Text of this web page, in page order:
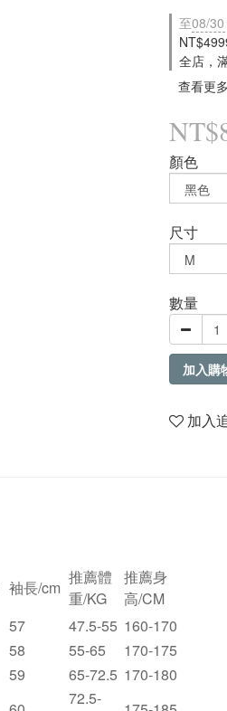
至08/
全店，
查看更
顏色
尺寸
數量
加入購
加入
袖長/cm
推薦體
重/KG
推薦身
高/CM
57 47.5-55 160-170
58 55-65
170-175
59 65-72.5 170-180
72.5-